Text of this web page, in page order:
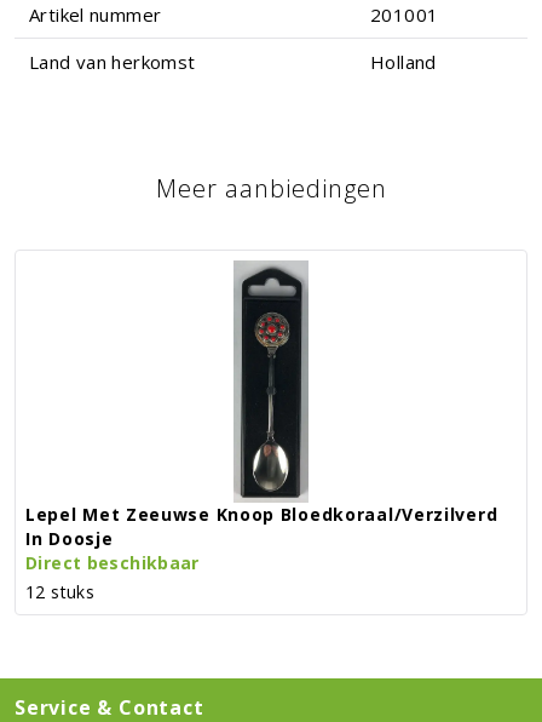
Artikel nummer
201001
Land van herkomst
Holland
Meer aanbiedingen
Lepel Met Zeeuwse Knoop Bloedkoraal/verzilverd
In Doosje
Direct beschikbaar
12 stuks
Service & Contact